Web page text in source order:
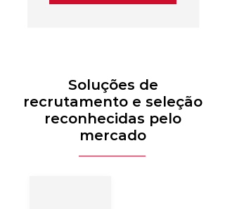
Soluções de
recrutamento e seleção
reconhecidas pelo
mercado